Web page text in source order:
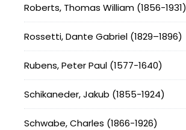
Roberts, Thomas William (1856-1931)
Rossetti, Dante Gabriel (1829–1896)
Rubens, Peter Paul (1577-1640)
Schikaneder, Jakub (1855-1924)
Schwabe, Charles (1866-1926)